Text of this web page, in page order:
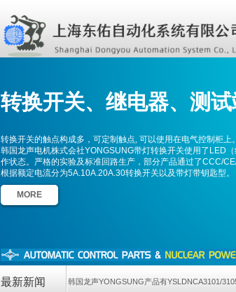
MORE
转换开关的触点构成多，可定制触点, 可以使用在电气控制柜上
韩国龙声电机株式会社YONGSUNG带灯转换开关使用了LED
作状态。严格的实验及标准回路生产，部分产品通过了CCC/
根据额定电流分为5A.10A.20A.30转换开关以及带灯带钥匙型。
转换开关、 继电器、测
韩国龙声YONGSUNG产品有YSLDNCA3101/
最新新闻